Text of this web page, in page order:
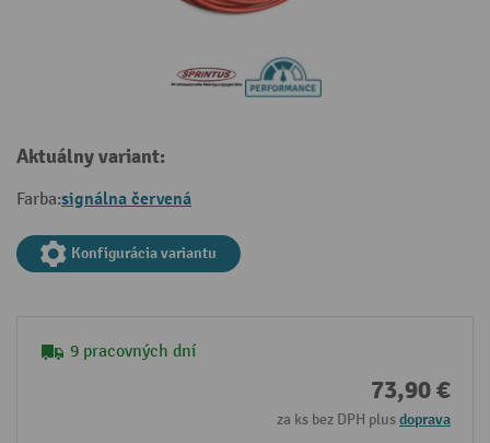
Aktuálny variant:
Farba:signálna červená
Konfigurácia variantu
9 pracovných dní
73,90 €
za ks bez DPH plusdoprava